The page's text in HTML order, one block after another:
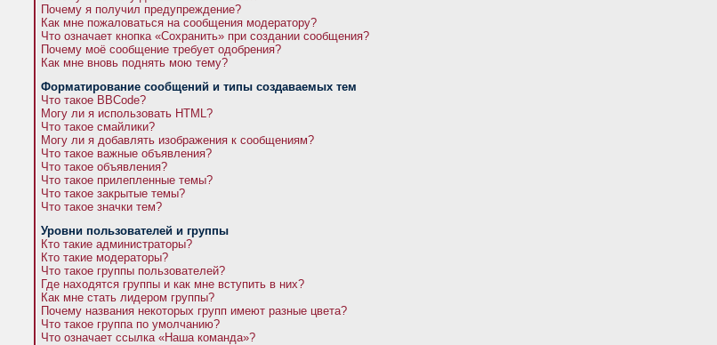
Почему я получил предупреждение?
Как мне пожаловаться на сообщения модератору?
Что означает кнопка «Сохранить» при создании сообщения?
Почему моё сообщение требует одобрения?
Как мне вновь поднять мою тему?
Форматирование сообщений и типы создаваемых тем
Что такое BBCode?
Могу ли я использовать HTML?
Что такое смайлики?
Могу ли я добавлять изображения к сообщениям?
Что такое важные объявления?
Что такое объявления?
Что такое прилепленные темы?
Что такое закрытые темы?
Что такое значки тем?
Уровни пользователей и группы
Кто такие администраторы?
Кто такие модераторы?
Что такое группы пользователей?
Где находятся группы и как мне вступить в них?
Как мне стать лидером группы?
Почему названия некоторых групп имеют разные цвета?
Что такое группа по умолчанию?
Что означает ссылка «Наша команда»?